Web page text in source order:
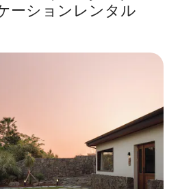
ーションレンタル